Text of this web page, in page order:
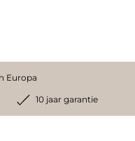
Europa
10 jaar garantie